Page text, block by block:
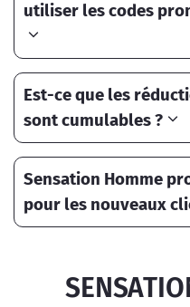
utiliser les codes
Est-ce que les
sont cumulables ?
Sensation Homme
pour les nouveaux